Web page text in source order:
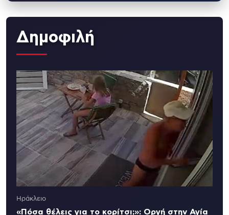
Δημοφιλή
Ηράκλειο
«Πόσα θέλεις για το κορίτσι;»: Οργή στην Αγία